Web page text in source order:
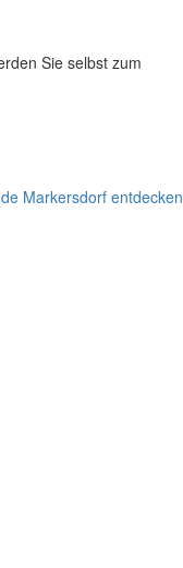
Sie selbst zum